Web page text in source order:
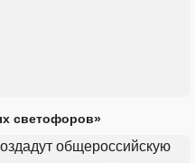
светофоров»